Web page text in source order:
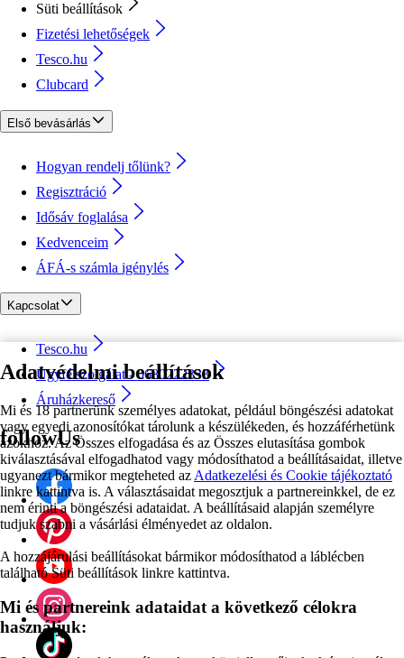
Adatvédelmi beállítások
Mi és 18 partnerünk személyes adatokat, például böngészési adatokat
vagy egyedi azonosítókat tárolunk a készülékeden, és hozzáférhetünk
azokhoz. Az Összes elfogadása és az Összes elutasítása gombok
kiválasztásával elfogadhatod vagy módosíthatod a beállításaidat, illetve
ugyanezt bármikor megteheted az Adatkezelési és Cookie tájékoztató
linkre kattintva is. A választásaidat megosztjuk a partnereinkkel, de ez
nem érinti a böngészési adataidat. A beállításaid alapján személyre
tudjuk szabni a vásárlási élményedet az oldalon.
A hozzájárulási beállításokat bármikor módosíthatod a láblécben
található Süti beállítások linkre kattintva.
Mi és partnereink adataidat a következő célokra
használjuk:
Süti beállítások
Fizetési lehetőségek
Tesco.hu
Clubcard
Első bevásárlás
Hogyan rendelj tőlünk?
Regisztráció
Idősáv foglalása
Kedvenceim
ÁFÁ-s számla igénylés
Kapcsolat
Tesco.hu
Ügyfélszolgálat - 0680222333
Áruházkereső
followUs